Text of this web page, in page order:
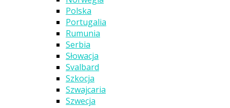
Polska
Portugalia
Rumunia
Serbia
Słowacja
Svalbard
Szkocja
Szwajcaria
Szwecja